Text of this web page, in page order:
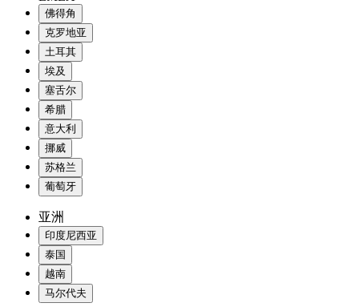
佛得角
克罗地亚
土耳其
埃及
塞舌尔
希腊
意大利
挪威
苏格兰
葡萄牙
亚洲
印度尼西亚
泰国
越南
马尔代夫